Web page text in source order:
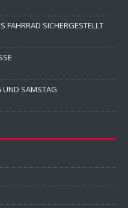
FAHRRAD SICHERGESTELLT
UND SAMSTAG